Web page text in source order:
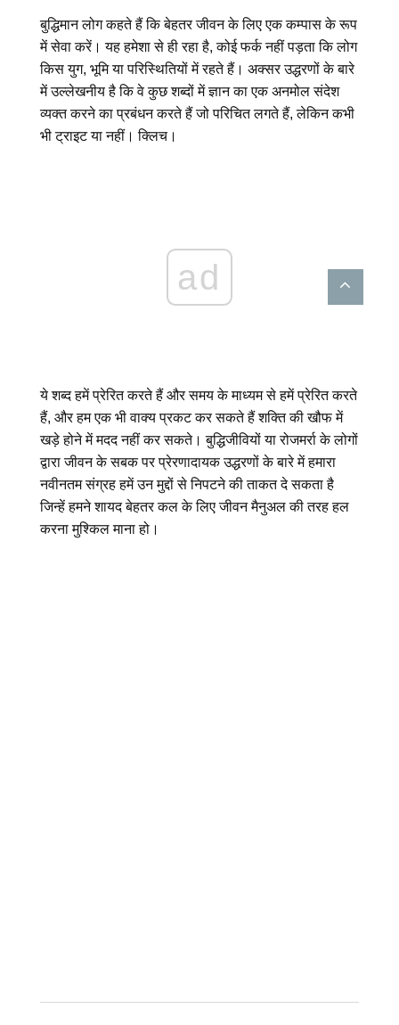
बुद्धिमान लोग कहते हैं कि बेहतर जीवन के लिए एक कम्पास के रूप
में सेवा करें। यह हमेशा से ही रहा है, कोई फर्क नहीं पड़ता कि लोग
किस युग, भूमि या परिस्थितियों में रहते हैं। अक्सर उद्धरणों के बारे
में उल्लेखनीय है कि वे कुछ शब्दों में ज्ञान का एक अनमोल संदेश
व्यक्त करने का प्रबंधन करते हैं जो परिचित लगते हैं, लेकिन कभी
भी ट्राइट या नहीं। क्लिच।
ad
ये शब्द हमें प्रेरित करते हैं और समय के माध्यम से हमें प्रेरित करते
हैं, और हम एक भी वाक्य प्रकट कर सकते हैं शक्ति की खौफ में
खड़े होने में मदद नहीं कर सकते। बुद्धिजीवियों या रोजमर्रा के लोगों
द्वारा जीवन के सबक पर प्रेरणादायक उद्धरणों के बारे में हमारा
नवीनतम संग्रह हमें उन मुद्दों से निपटने की ताकत दे सकता है
जिन्हें हमने शायद बेहतर कल के लिए जीवन मैनुअल की तरह हल
करना मुश्किल माना हो।